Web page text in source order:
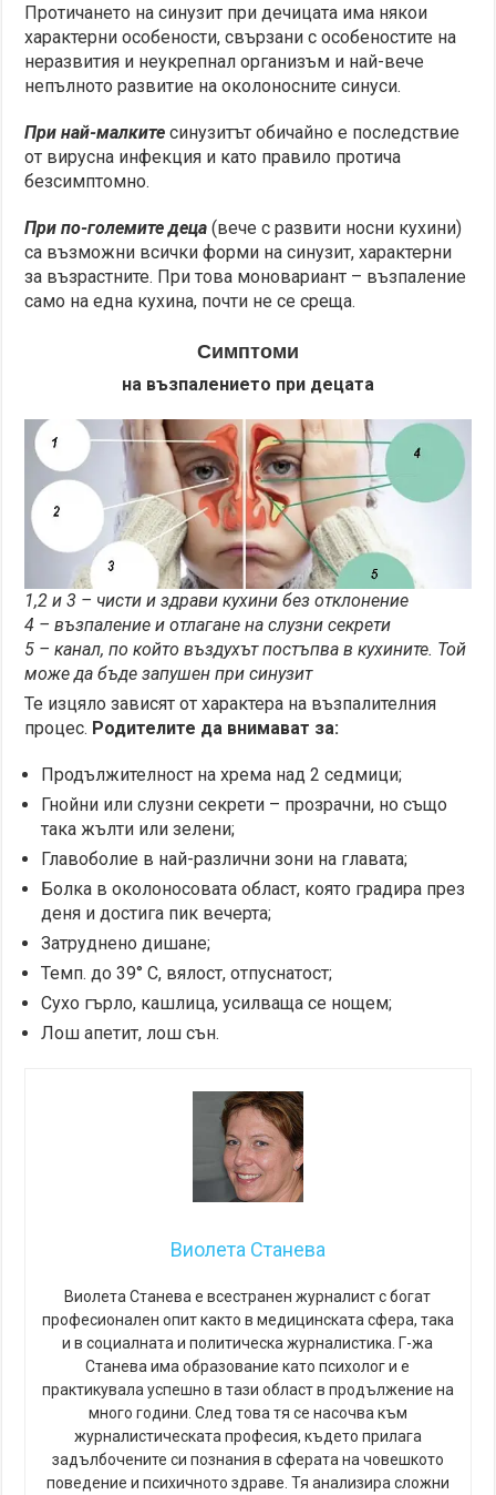
Протичането на синузит при дечицата има някои
характерни особености, свързани с особеностите на
неразвития и неукрепнал организъм и най-вече
непълното развитие на околоносните синуси.
При най-малките синузитът обичайно е последствие
от вирусна инфекция и като правило протича
безсимптомно.
При по-големите деца (вече с развити носни кухини)
са възможни всички форми на синузит, характерни
за възрастните. При това моновариант – възпаление
само на една кухина, почти не се среща.
Симптоми
на възпалението при децата
1,2 и 3 – чисти и здрави кухини без отклонение
4 – възпаление и отлагане на слузни секрети
5 – канал, по който въздухът постъпва в кухините. Той
може да бъде запушен при синузит
Те изцяло зависят от характера на възпалителния
процес. Родителите да внимават за:
Продължителност на хрема над 2 седмици;
Гнойни или слузни секрети – прозрачни, но също
така жълти или зелени;
Главоболие в най-различни зони на главата;
Болка в околоносовата област, която градира през
деня и достига пик вечерта;
Затруднено дишане;
Темп. до 39° С, вялост, отпуснатост;
Сухо гърло, кашлица, усилваща се нощем;
Лош апетит, лош сън.
Виолета Станева
Виолета Станева е всестранен журналист с богат
професионален опит както в медицинската сфера, така
и в социалната и политическа журналистика. Г-жа
Станева има образование като психолог и е
практикувала успешно в тази област в продължение на
много години. След това тя се насочва към
журналистическата професия, където прилага
задълбочените си познания в сферата на човешкото
поведение и психичното здраве. Тя анализира сложни